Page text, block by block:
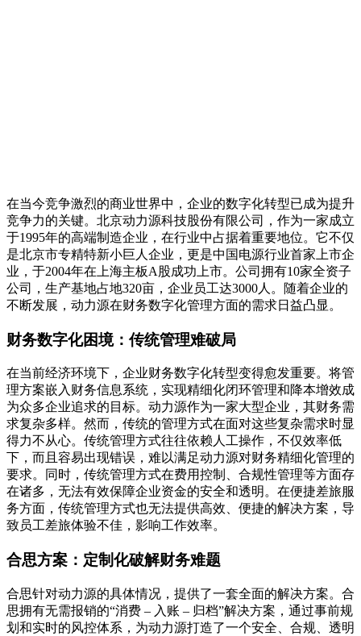
在当今竞争激烈的商业世界中，企业的数字化转型已成为提升
竞争力的关键。北京动力源科技股份有限公司，作为一家成立
于1995年的高端制造企业，在行业中占据着重要地位。它不仅
是北京市专精特新小巨人企业，更是中国电源行业首家上市企
业，于2004年在上海主板A股成功上市。公司拥有10家全资子
公司，生产基地占地320亩，企业员工达3000人。随着企业的
不断发展，动力源在财务数字化管理方面的需求日益凸显。
财务数字化困境：传统管理难破局
在当前经济环境下，企业财务数字化转型变得愈发重要。将管
理方案嵌入财务信息系统，实现精细化闭环管理和降本增效成
为众多企业追求的目标。动力源作为一家大型企业，其财务需
求复杂多样。然而，传统的管理方式在面对这些复杂需求时显
得力不从心。传统管理方式往往依赖人工操作，不仅效率低
下，而且容易出现错误，难以满足动力源对财务精细化管理的
要求。同时，传统管理方式在费用控制、合规性管理等方面存
在诸多，无法有效保障企业资金的安全和透明。在便捷差旅服
务方面，传统管理方式也无法提供高效、便捷的解决方案，导
致员工差旅体验不佳，影响工作效率。
合思方案：定制化破解财务难题
合思针对动力源的具体情况，提供了一套全面的解决方案。合
思拥有无需报销的“消费 – 入账 – 归档”解决方案，通过事前规
划和实时的风控体系，为动力源打造了一个安全、合规、透明